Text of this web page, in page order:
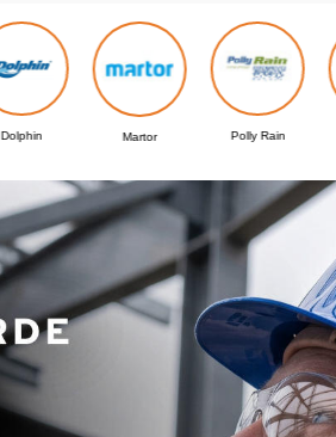
Dolphin Martor Polly Rain